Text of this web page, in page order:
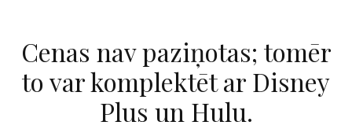
Cenas nav paziņotas; tomēr
to var komplektēt ar Disney
Plus un Hulu.